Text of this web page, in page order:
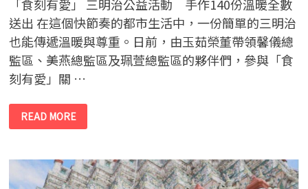
「食刻有愛」 三明治公益活動 手作140份溫暖全數
送出 在這個快節奏的都市生活中，一份簡單的三明治
也能傳遞溫暖與尊重。日前，由玉茹榮董帶領馨儀總
監區、美燕總監區及珮萱總監區的夥伴們，參與「食
刻有愛」關 …
麗
富
康
商
公
益
READ MORE